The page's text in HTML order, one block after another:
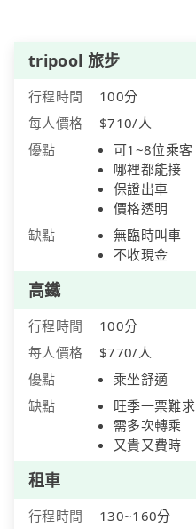
tripool 旅步
行程時間
100分
每人價格
$710/人
優點
可1~8位乘客
哪裡都能接
保證出車
價格透明
缺點
無臨時叫車
不收現金
高鐵
行程時間
100分
每人價格
$770/人
優點
乘坐舒適
缺點
旺季一票難求
需多次轉乘
又貴又費時
租車
行程時間
130~160分